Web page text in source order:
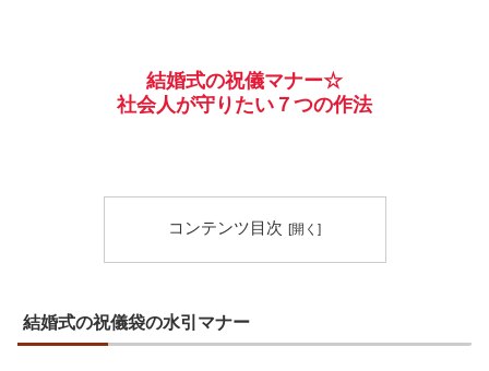
結婚式の祝儀マナー☆
社会人が守りたい７つの作法
コンテンツ目次
結婚式の祝儀袋の水引マナー